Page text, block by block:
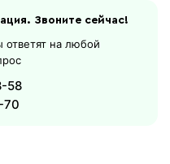
Звоните сейчас!
на любой
58
70